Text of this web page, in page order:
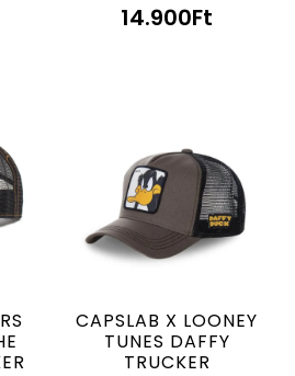
14.900Ft
CAPSLAB X LOONEY
TUNES DAFFY
TRUCKER